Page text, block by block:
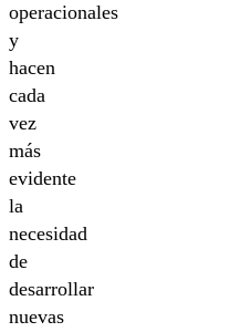
operacionales
y
hacen
cada
vez
más
evidente
la
necesidad
de
desarrollar
nuevas